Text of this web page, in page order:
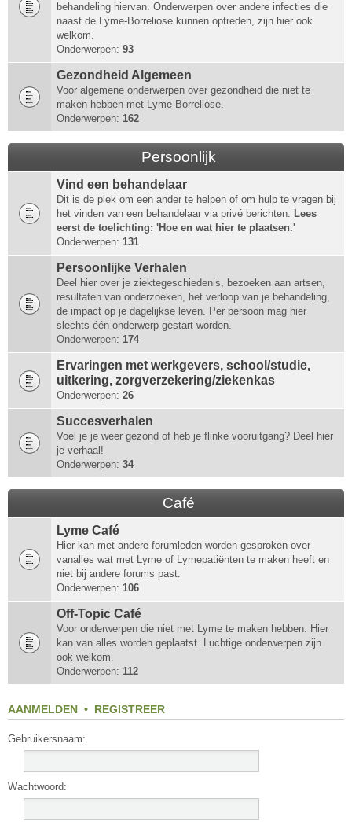
behandeling hiervan. Onderwerpen over andere infecties die
naast de Lyme-Borreliose kunnen optreden, zijn hier ook
welkom.
Onderwerpen: 93
Gezondheid Algemeen
Voor algemene onderwerpen over gezondheid die niet te
maken hebben met Lyme-Borreliose.
Onderwerpen: 162
Persoonlijk
Vind een behandelaar
Dit is de plek om een ander te helpen of om hulp te vragen bij
het vinden van een behandelaar via privé berichten. Lees
eerst de toelichting: 'Hoe en wat hier te plaatsen.'
Onderwerpen: 131
Persoonlijke Verhalen
Deel hier over je ziektegeschiedenis, bezoeken aan artsen,
resultaten van onderzoeken, het verloop van je behandeling,
de impact op je dagelijkse leven. Per persoon mag hier
slechts één onderwerp gestart worden.
Onderwerpen: 174
Ervaringen met werkgevers, school/studie,
uitkering, zorgverzekering/ziekenkas
Onderwerpen: 26
Succesverhalen
Voel je je weer gezond of heb je flinke vooruitgang? Deel hier
je verhaal!
Onderwerpen: 34
Café
Lyme Café
Hier kan met andere forumleden worden gesproken over
vanalles wat met Lyme of Lymepatiënten te maken heeft en
niet bij andere forums past.
Onderwerpen: 106
Off-Topic Café
Voor onderwerpen die niet met Lyme te maken hebben. Hier
kan van alles worden geplaatst. Luchtige onderwerpen zijn
ook welkom.
Onderwerpen: 112
AANMELDEN • REGISTREER
Gebruikersnaam:
Wachtwoord: